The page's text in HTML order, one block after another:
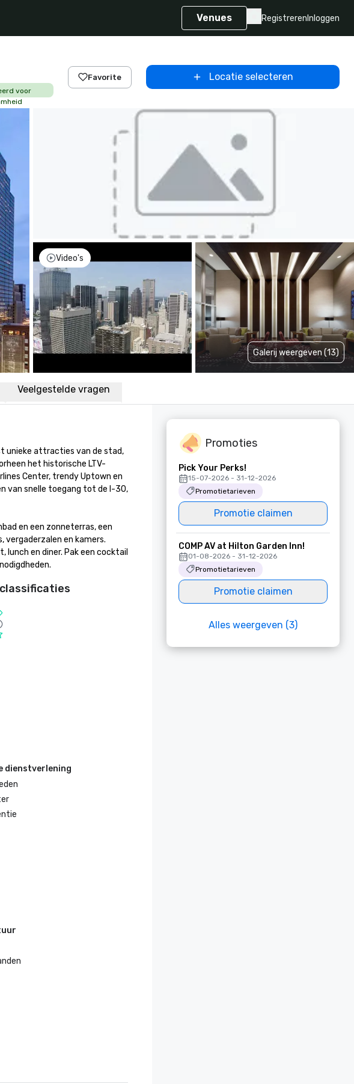
Venues Registreren Inloggen
voor
Favorite Locatie selecteren
Video's
Galerij weergeven (13)
Veelgestelde vragen
unieke attracties van de stad,
het historische LTV-
Center, trendy Uptown en
van snelle toegang tot de I-30,
en een zonneterras, een
vergaderzalen en kamers.
en diner. Pak een cocktail
dienstverlening
Promoties
Pick Your Perks!
15-07-2026 - 31-12-2026
Promotietarieven
Promotie claimen
COMP AV at Hilton Garden Inn!
01-08-2026 - 31-12-2026
Promotietarieven
Promotie claimen
Alles weergeven (3)